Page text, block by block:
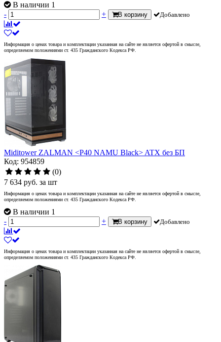
В наличии 1
-
+ В корзину Добавлено
Информация о ценах товара и комплектации указанная на сайте не является офертой в смысле,
определяемом положениями ст. 435 Гражданского Кодекса РФ.
Miditower ZALMAN <P40 NAMU Black> ATX без БП
Код: 954859
(0)
7 634 руб. за шт
Информация о ценах товара и комплектации указанная на сайте не является офертой в смысле,
определяемом положениями ст. 435 Гражданского Кодекса РФ.
В наличии 1
-
+ В корзину Добавлено
Информация о ценах товара и комплектации указанная на сайте не является офертой в смысле,
определяемом положениями ст. 435 Гражданского Кодекса РФ.